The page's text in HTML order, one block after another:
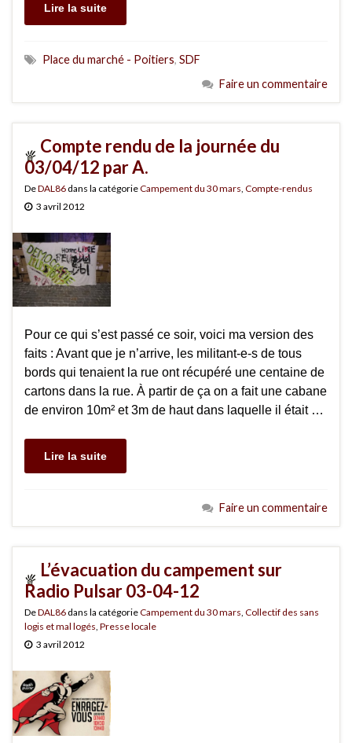
Lire la suite
Place du marché - Poitiers, SDF
Faire un commentaire
Compte rendu de la journée du
03/04/12 par A.
DeDAL86 dans la catégorieCampement du 30 mars, Compte-rendus
3 avril 2012
Pour ce qui s’est passé ce soir, voici ma version des
faits : Avant que je n’arrive, les militant-e-s de tous
bords qui tenaient la rue ont récupéré une centaine de
cartons dans la rue. À partir de ça on a fait une cabane
de environ 10m² et 3m de haut dans laquelle il était …
Lire la suite
Faire un commentaire
L’évacuation du campement sur
Radio Pulsar 03-04-12
DeDAL86 dans la catégorieCampement du 30 mars Collectif des sans
logis et mal logés Presse locale
3 avril 2012